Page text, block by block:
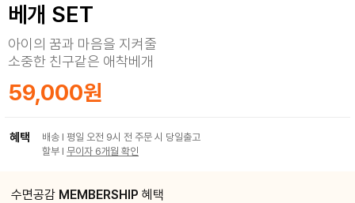
베개 SET
아이의 꿈과 마음을 지켜줄
소중한 친구같은 애착베개
59,000원
혜택
배송 I 평일 오전 9시 전 주문 시 당일출고
할부 I 무이자 6개월 확인
수면공감 MEMBERSHIP 혜택